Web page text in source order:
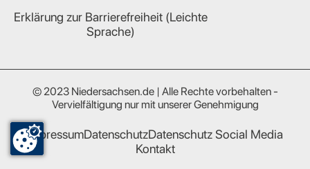
Erklärung zur Barrierefreiheit (Leichte
Sprache)
© 2023 Niedersachsen.de | Alle Rechte vorbehalten -
Vervielfältigung nur mit unserer Genehmigung
ImpressumDatenschutzDatenschutz Social Media
Kontakt